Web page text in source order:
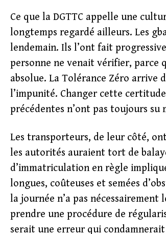
Ce que la DGTTC appelle une
longtemps regardé ailleurs. Les
lendemain. Ils l’ont fait
personne ne venait vérifier, parce
absolue. La Tolérance Zéro arrive
l’impunité. Changer cette
précédentes n’ont pas toujours su
Les transporteurs, de leur côté,
les autorités auraient tort de
d’immatriculation en règle
longues, coûteuses et semées
la journée n’a pas nécessairement
prendre une procédure de
serait une erreur qui